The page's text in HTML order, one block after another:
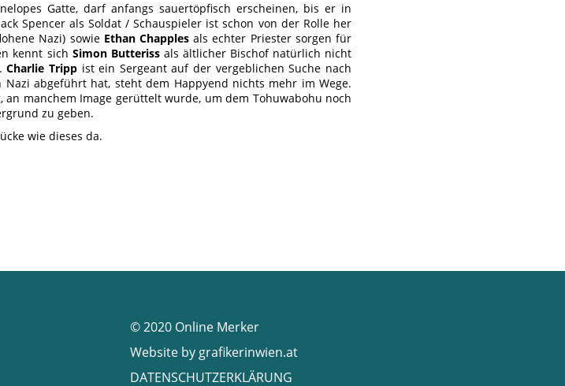
Gatte, darf anfangs sauertöpfisch erscheinen, bis er in
Spencer als Soldat / Schauspieler ist schon von der Rolle her
Nazi) sowie Ethan Chapplesals echter Priester sorgen für
kennt sich Simon Butterissals ältlicher Bischof natürlich nicht
Charlie Trippist ein Sergeant auf der vergeblichen Suche nach
abgeführt hat, steht dem Happyend nichts mehr im Wege.
an manchem Image gerüttelt wurde, um dem Tohuwabohu noch
zu geben.
wie dieses da.
© 2020 Online Merker
Website by grafikerinwien.at
DATENSCHUTZERKLÄRUNG